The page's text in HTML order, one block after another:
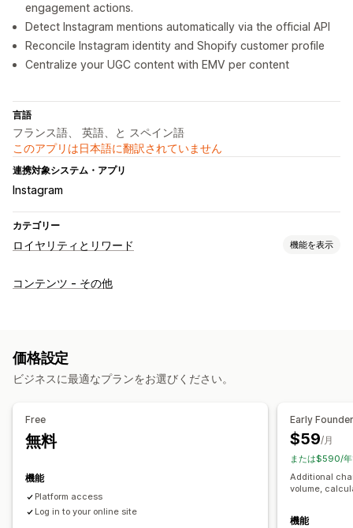
engagement actions.
Detect Instagram mentions automatically via the official API
Reconcile Instagram identity and Shopify customer profile
Centralize your UGC content with EMV per content
言語
フランス語、 英語、と スペイン語
このアプリは日本語に翻訳されていません
連携対象システム・アプリ
Instagram
カテゴリー
ロイヤリティとリワード 機能を表示
プログラムの種類
ポイント ディスカウント
コンテンツ - その他
価格設定
ビジネスに最適なプランをお選びください。
Free
無料
機能
Platform access
Log in to your online site
Early
$59/月
または$590/年
Additional
volume,
機能